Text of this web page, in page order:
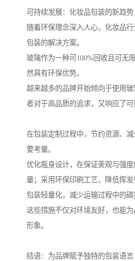
可持续发展：化妆品包装的新趋势
随着环保理念深入人心，化妆品
包装的解决方案。
玻璃作为一种可100%回收且可无
然具有环保优势。
越来越多的品牌开始倾向于使用
者对于高品质的追求，又响应了可
在包装定制过程中，节约资源、
要考量。
优化瓶身设计，在保证美观与强
量；采用环保印刷工艺，降低挥
包装轻量化，减少运输过程中的碳
这些措施不仅对环境友好，也能
形象。
结语：为品牌赋予独特的包装语言